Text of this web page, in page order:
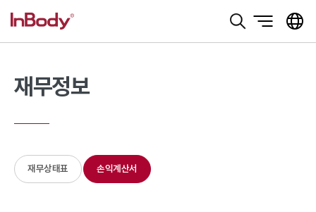
재무정보
재무상태표 손익계산서